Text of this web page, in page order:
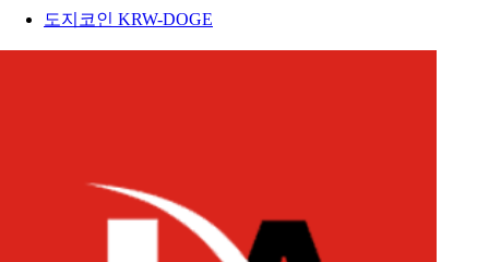
도지코인 KRW-DOGE